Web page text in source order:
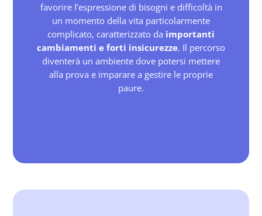
favorire l’espressione di bisogni e difficoltà in
un momento della vita particolarmente
complicato, caratterizzato da importanti
cambiamenti e forti insicurezze. Il percorso
diventerà un ambiente dove potersi mettere
alla prova e imparare a gestire le proprie
paure.